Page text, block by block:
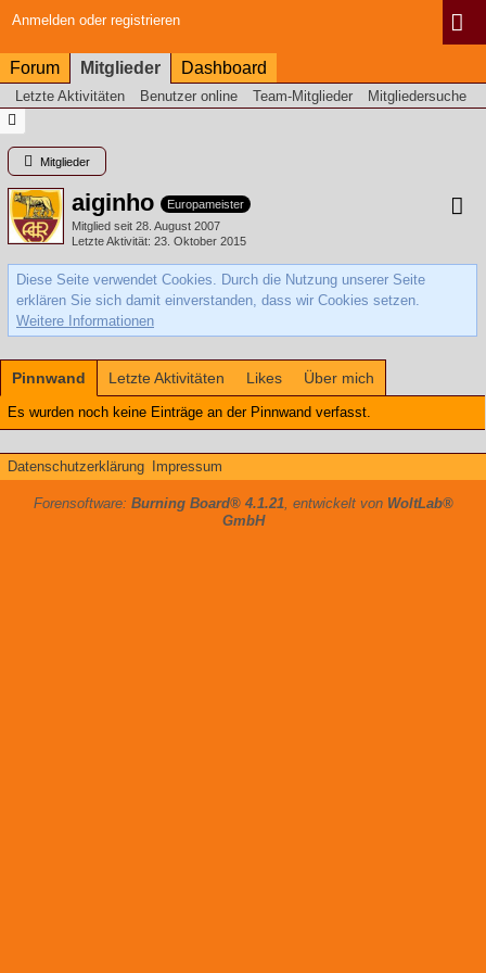
Anmelden oder registrieren
Forum Mitglieder Dashboard
Letzte Aktivitäten Benutzer online Team-Mitglieder Mitgliedersuche
Mitglieder
aiginho
Europameister
Mitglied seit 28. August 2007
Letzte Aktivität 23. Oktober 2015
Diese Seite verwendet Cookies. Durch die Nutzung unserer Seite
erklären Sie sich damit einverstanden, dass wir Cookies setzen.
Weitere Informationen
Pinnwand Letzte Aktivitäten Likes Über mich
Es wurden noch keine Einträge an der Pinnwand verfasst.
Datenschutzerklärung Impressum
Forensoftware: Burning Board® 4.1.21, entwickelt von WoltLab®
GmbH